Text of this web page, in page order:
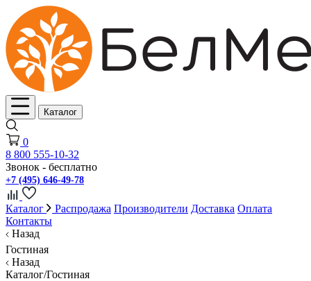
Каталог
0
8 800 555-10-32
Звонок - бесплатно
+7 (495) 646-49-78
Каталог Распродажа Производители Доставка Оплата
Контакты
Назад
Гостиная
Назад
Каталог/Гостиная